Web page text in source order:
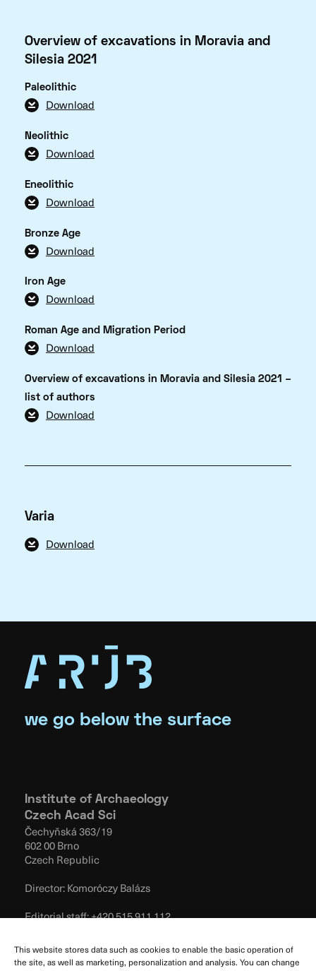
This website stores data such as cookies to enable the basic operation of
the site, as well as marketing, personalization and analysis. You can change
Overview of excavations in Moravia and
Silesia 2021
Paleolithic
Download
Neolithic
Download
Eneolithic
Download
Bronze Age
Download
Iron Age
Download
Roman Age and Migration Period
Download
Overview of excavations in Moravia and Silesia 2021 –
list of authors
Download
Varia
Download
we go below the surface
Institute of Archaeology
Czech Acad Sci
Čechyňská 363/19
602 00 Brno
Czech Republic
Director: Komoróczy Balázs
Editorial staff:+420 515 911 112
Terms of use